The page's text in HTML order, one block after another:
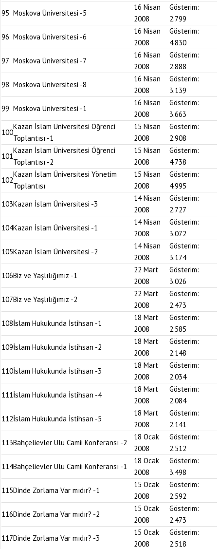
95 Moskova Üniversitesi -5
16 Nisan
2008
Gösterim:
2.799
96 Moskova Üniversitesi -6
16 Nisan
2008
Gösterim:
4.830
97 Moskova Üniversitesi -7
16 Nisan
2008
Gösterim:
2.888
98 Moskova Üniversitesi -8
16 Nisan
2008
Gösterim:
3.139
99 Moskova Üniversitesi -1
16 Nisan
2008
Gösterim:
3.663
100
Kazan İslam Üniversitesi Öğrenci
Toplantısı -1
15 Nisan
2008
Gösterim:
2.908
101
Kazan İslam Üniversitesi Öğrenci
Toplantısı -2
15 Nisan
2008
Gösterim:
4.738
102
Kazan İslam Üniversitesi Yönetim
Toplantısı
15 Nisan
2008
Gösterim:
4.995
103Kazan İslam Üniversitesi -3
14 Nisan
2008
Gösterim:
2.727
104Kazan İslam Üniversitesi -1
14 Nisan
2008
Gösterim:
3.072
105Kazan İslam Üniversitesi -2
14 Nisan
2008
Gösterim:
3.174
106Biz ve Yaşlılığımız -1
22 Mart
2008
Gösterim:
3.026
107Biz ve Yaşlılığımız -2
22 Mart
2008
Gösterim:
2.473
108İslam Hukukunda İstihsan -1
18 Mart
2008
Gösterim:
2.585
109İslam Hukukunda İstihsan -2
18 Mart
2008
Gösterim:
2.148
110İslam Hukukunda İstihsan -3
18 Mart
2008
Gösterim:
2.034
111İslam Hukukunda İstihsan -4
18 Mart
2008
Gösterim:
2.084
112İslam Hukukunda İstihsan -5
18 Mart
2008
Gösterim:
2.141
113Bahçelievler Ulu Camii Konferansı -2
18 Ocak
2008
Gösterim:
2.512
114Bahçelievler Ulu Camii Konferansı -1
18 Ocak
2008
Gösterim:
3.498
115Dinde Zorlama Var mıdır? -1
15 Ocak
2008
Gösterim:
2.592
116Dinde Zorlama Var mıdır? -2
15 Ocak
2008
Gösterim:
2.473
117Dinde Zorlama Var mıdır? -3
15 Ocak
2008
Gösterim:
2.518